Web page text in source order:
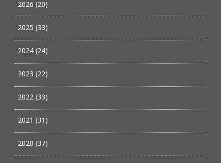
2026 (20)
2025 (33)
2024 (24)
2023 (22)
2022 (33)
2021 (31)
2020 (37)